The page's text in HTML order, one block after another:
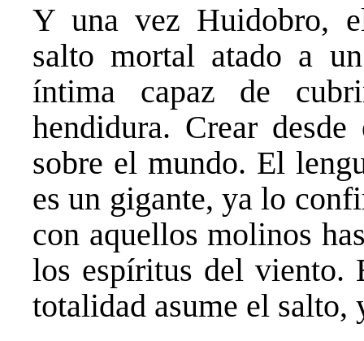
Y una vez Huidobro,
salto mortal atado a
íntima capaz de
hendidura. Crear
sobre el mundo. El
es un gigante, ya lo
con aquellos molinos
los espíritus del viento.
totalidad asume el salto,